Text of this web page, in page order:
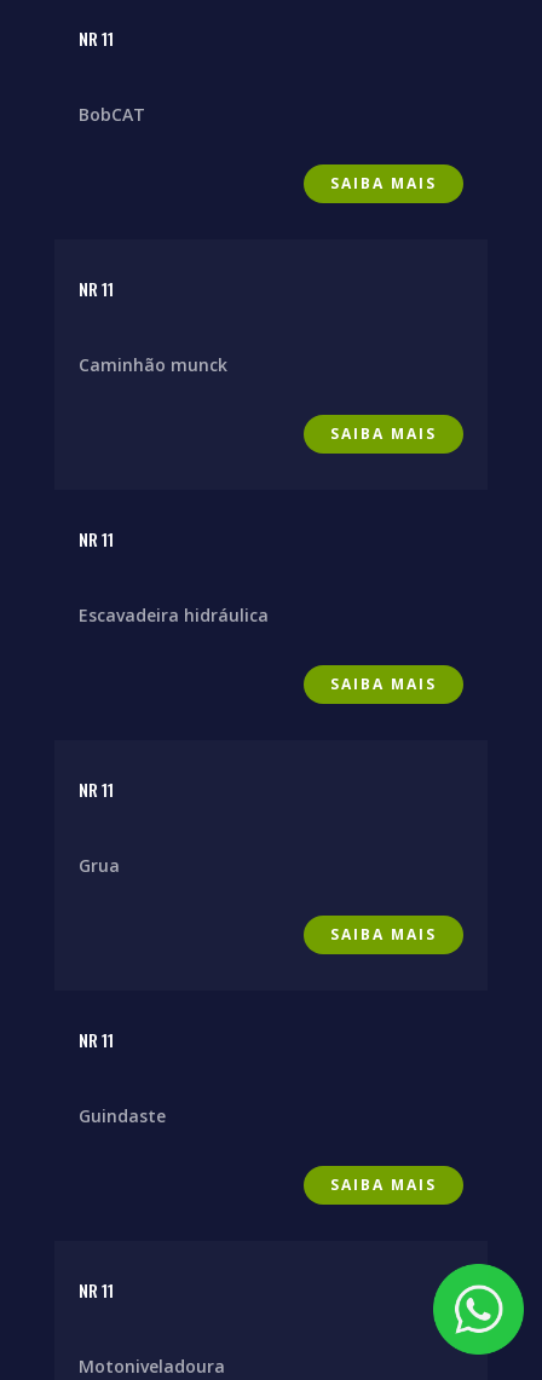
NR 11
BobCAT
SAIBA MAIS
NR 11
Caminhão munck
SAIBA MAIS
NR 11
Escavadeira hidráulica
SAIBA MAIS
NR 11
Grua
SAIBA MAIS
NR 11
Guindaste
SAIBA MAIS
NR 11
Motoniveladoura